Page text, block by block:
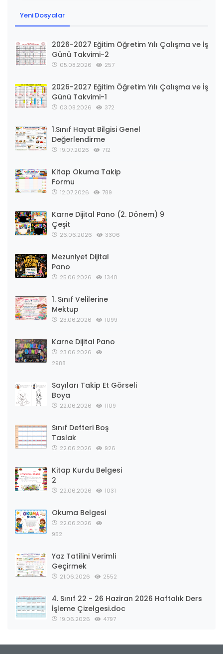
Yeni Dosyalar
2026-2027 Eğitim Öğretim Yılı Çalışma ve İş
Günü Takvimi-2
05.08.2026 257
2026-2027 Eğitim Öğretim Yılı Çalışma ve İş
Günü Takvimi-1
03.08.2026 372
1.Sınıf Hayat Bilgisi Genel
Değerlendirme
19.07.2026 712
Kitap Okuma Takip
Formu
12.07.2026 789
Karne Dijital Pano (2. Dönem) 9
Çeşit
26.06.2026 3306
Mezuniyet Dijital
Pano
25.06.2026 1340
1. Sınıf Velilerine
Mektup
23.06.2026 1099
Karne Dijital Pano
23.06.2026
2988
Sayıları Takip Et Görseli
Boya
22.06.2026 1109
Sınıf Defteri Boş
Taslak
22.06.2026 926
Kitap Kurdu Belgesi
2
22.06.2026 1031
Okuma Belgesi
22.06.2026
952
Yaz Tatilini Verimli
Geçirmek
21.06.2026 2552
4. Sınıf 22 - 26 Haziran 2026 Haftalık Ders
İşleme Çizelgesi.doc
19.06.2026 4797